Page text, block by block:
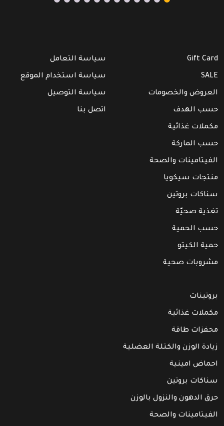
Gift Card
SALE
العروض والخصومات
حسب الهدف
مكملات غذائية
حسب الماركة
الفيتامينات والصحة
منتجات سيكويا
سناكات بروتين
تغذية صحيّة
حسب الحمية
حمية الكيتو
مشروبات صحية
سياسة التعامل
سياسة استخدام الموقع
سياسة التوصيل
اتصل بنا
بروتينات
مكملات غذائية
محفزات طاقة
زيادة الوزن والكتلة العضلية
احماض امينية
سناكات بروتين
حرق الدهون والنزول بالوزن
الفيتامينات والصحة